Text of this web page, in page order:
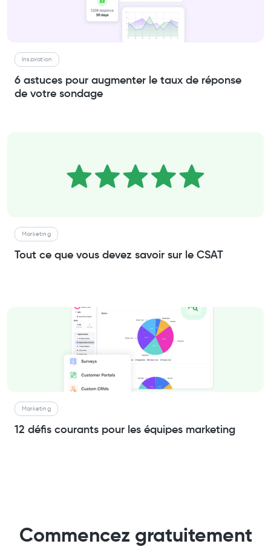
Inspiration
6 astuces pour augmenter le taux de réponse
de votre sondage
Marketing
Tout ce que vous devez savoir sur le CSAT
Marketing
12 défis courants pour les équipes marketing
Commencez gratuitement